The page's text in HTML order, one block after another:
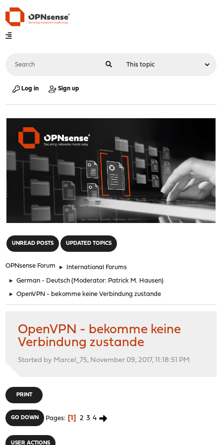
Log in Sign up
UNREAD POSTS UPDATED TOPICS
OPNsense Forum ► International Forums
► German - Deutsch (Moderator: Patrick M. Hausen)
► OpenVPN - bekomme keine Verbindung zustande
OpenVPN - bekomme keine
Verbindung zustande
Started by Marcel_75, November 09, 2017, 11:18:51 PM
PRINT
GO DOWN Pages 1 2 3 4
USER ACTIONS